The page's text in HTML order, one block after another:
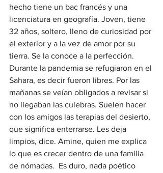
hecho tiene un bac francés y una
licenciatura en geografía. Joven, tiene
32 años, soltero, lleno de curiosidad por
el exterior y a la vez de amor por su
tierra. Se la conoce a la perfección.
Durante la pandemia se refugiaron en el
Sahara, es decir fueron libres. Por las
mañanas se veían obligados a revisar si
no llegaban las culebras. Suelen hacer
con los amigos las terapias del desierto,
que significa enterrarse. Les deja
limpios, dice. Amine, quien me explica
lo que es crecer dentro de una familia
de nómadas.  Es duro, nada poético